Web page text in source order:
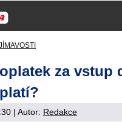
za vstup
| Autor: Redakce